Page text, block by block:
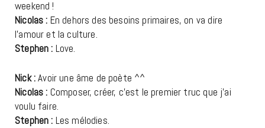
weekend !
Nicolas : En dehors des besoins primaires, on va dire
l’amour et la culture.
Stephen : Love.
Nick :Avoir une âme de poète ^^
Nicolas : Composer, créer, c’est le premier truc que j’ai
voulu faire.
Stephen : Les mélodies.